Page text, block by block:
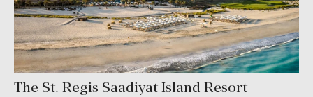
The St. Regis Saadiyat Island Resort